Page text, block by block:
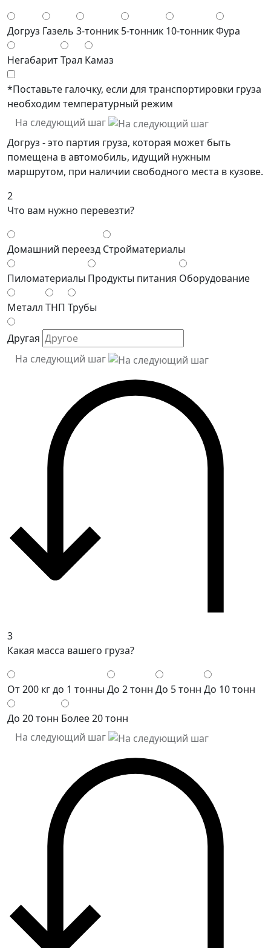
Догруз Газель 3-тонник 5-тонник 10-тонникФура
НегабаритТрал Камаз
*Поставьте галочку, если для транспортировки груза
необходим температурный режим
На следующий шаг
Догруз - это партия груза, которая может быть
помещена в автомобиль, идущий нужным
маршрутом, при наличии свободного места в кузове.
2
Что вам нужно перевезти?
Домашний переезд Стройматериалы
Пиломатериалы Продукты питания Оборудование
Металл ТНП Трубы
Другая
На следующий шаг
3
Какая масса вашего груза?
От 200 кг до 1 тонны До 2 тонн До 5 тонн До 10 тонн
До 20 тонн Более 20 тонн
На следующий шаг